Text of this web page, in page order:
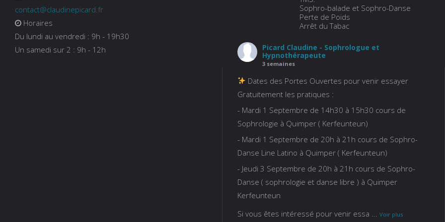
contact@claudinepicard.fr
Horaires
Du lundi au vendredi : 9h - 19h30
Un samedi sur 2 : 9h - 12h
Sophro-balade et Sophro-Danse
Perte de Poids
Arrêt du Tabac
Picard Claudine - Sophrologue et
Hypnothérapeute
3 semaines
Dates des Portes Ouvertes pour venir essayer
Gratuitement les pratiques :
- Mardi 1 Septembre de 14h30 à 15h30 cours de
Sophrologie à Quimper ( Kerfeunteun)
- Mardi 1 Septembre de 20h à 21h cours de Sophro-
Danse Line Latino à Quimper ( Kerfeunteun)
- Jeudi 3 Septembre de 20h à 21h cours de Sophro-
Danse ( sophrologie et danse libre ) à Quimper
Kerfeunteun
Si vous êtes intéressé pour venir essa
Voir plus